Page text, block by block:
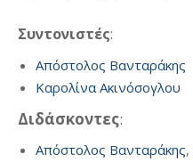
Συντονιστές:
Απόστολος Βανταράκης
Kαρολίνα Ακινόσογλου
Διδάσκοντες:
Απόστολος Βανταράκης,